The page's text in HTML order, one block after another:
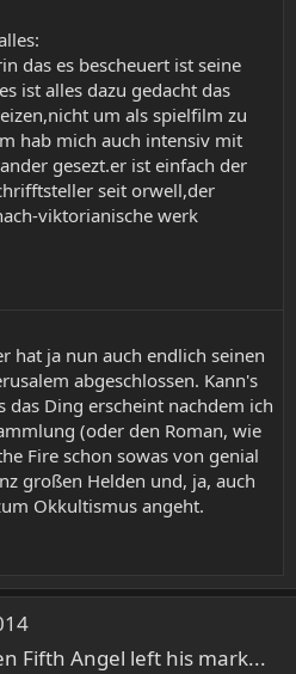
das es bescheuert ist seine
ist alles dazu gedacht das
um als spielfilm zu
hab mich auch intensiv mit
gesezt.er ist einfach der
seit orwell,der
viktorianische werk
hat ja nun auch endlich seinen
abgeschlossen. Kann's
das Ding erscheint nachdem ich
(oder den Roman, wie
Fire schon sowas von genial
großen Helden und, ja, auch
Okkultismus angeht.
Fifth Angel left his mark...